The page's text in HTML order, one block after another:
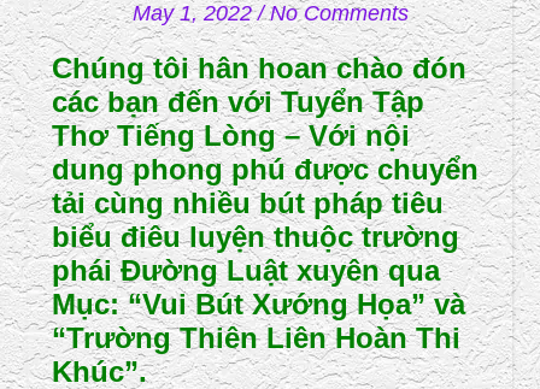
May 1, 2022 / No Comments
Chúng tôi hân hoan chào đón
các bạn đến với Tuyển Tập
Thơ Tiếng Lòng – Với nội
dung phong phú được chuyển
tải cùng nhiều bút pháp tiêu
biểu điêu luyện thuộc trường
phái Đường Luật xuyên qua
Mục: “Vui Bút Xướng Họa” và
“Trường Thiên Liên Hoàn Thi
Khúc”.